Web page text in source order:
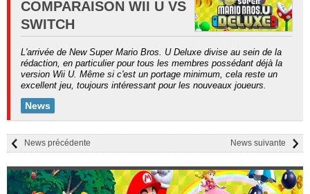
COMPARAISON WII U VS
SWITCH
L'arrivée de New Super Mario Bros. U Deluxe divise au sein de la
rédaction, en particulier pour tous les membres possédant déjà la
version Wii U. Même si c'est un portage minimum, cela reste un
excellent jeu, toujours intéressant pour les nouveaux joueurs.
News
News suivante
News précédente